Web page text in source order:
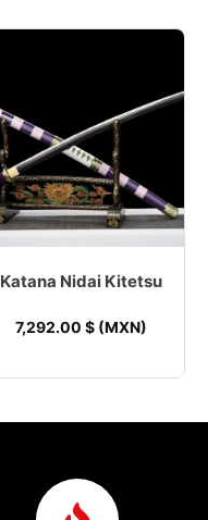
Katana Nidai Kitetsu
7,292.00 $ (MXN)